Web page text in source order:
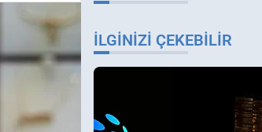
İLGINIZI ÇEKEBILIR